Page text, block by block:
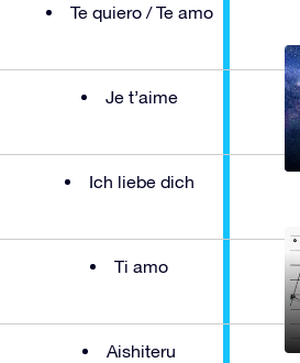
Te quiero / Te amo
Je t’aime
Ich liebe dich
Ti amo
Aishiteru